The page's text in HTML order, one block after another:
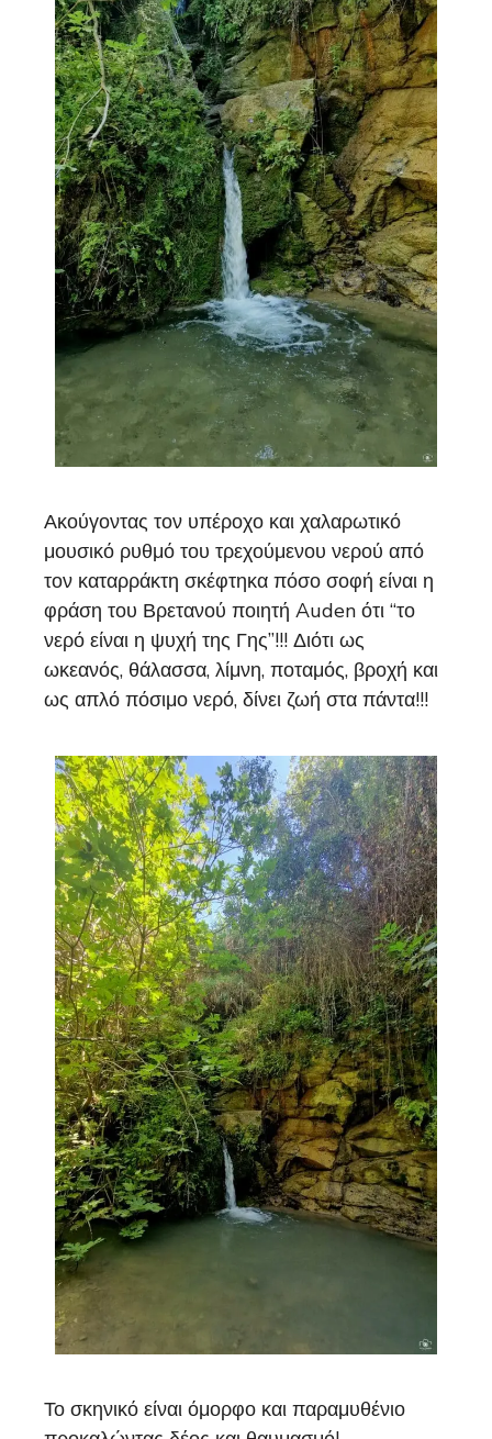
Ακούγοντας τον υπέροχο και χαλαρωτικό
μουσικό ρυθμό του τρεχούμενου νερού από
τον καταρράκτη σκέφτηκα πόσο σοφή είναι η
φράση του Βρετανού ποιητή Auden ότι “το
νερό είναι η ψυχή της Γης”!!! Διότι ως
ωκεανός, θάλασσα, λίμνη, ποταμός, βροχή και
ως απλό πόσιμο νερό, δίνει ζωή στα πάντα!!!
Το σκηνικό είναι όμορφο και παραμυθένιο